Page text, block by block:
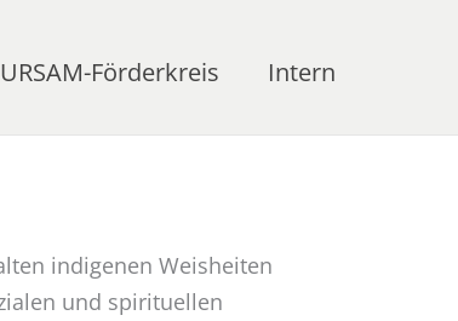
URSAM-Förderkreis Intern
indigenen Weisheiten
und spirituellen